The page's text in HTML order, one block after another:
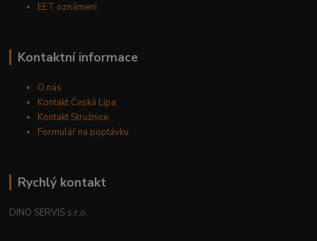
EET oznámení
Kontaktní informace
O nás
Kontakt Česká Lípa
Kontakt Stružnice
Formulář na poptávku
Rychlý kontakt
DINO SERVIS s.r.o.